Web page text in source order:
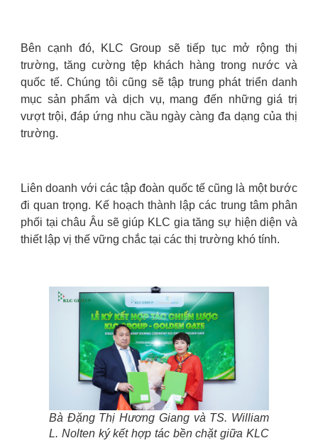
Bên cạnh đó, KLC Group sẽ tiếp tục mở rộng thị
trường, tăng cường tệp khách hàng trong nước và
quốc tế. Chúng tôi cũng sẽ tập trung phát triển danh
mục sản phẩm và dịch vụ, mang đến những giá trị
vượt trội, đáp ứng nhu cầu ngày càng đa dạng của thị
trường.
Liên doanh với các tập đoàn quốc tế cũng là một bước
đi quan trọng. Kế hoạch thành lập các trung tâm phân
phối tại châu Âu sẽ giúp KLC gia tăng sự hiện diện và
thiết lập vị thế vững chắc tại các thị trường khó tính.
Bà Đặng Thị Hương Giang và TS. William
L. Nolten ký kết hợp tác bền chặt giữa KLC